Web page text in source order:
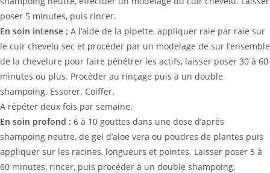
poser 5 minutes, puis rincer.
En soin intense : A l’aide de la pipette, appliquer raie par raie sur
le cuir chevelu sec et procéder par un modelage de sur l’ensemble
de la chevelure pour faire pénétrer les actifs, laisser poser 30 à 60
minutes ou plus. Procéder au rinçage puis à un double
shampoing. Essorer. Coiffer.
A répéter deux fois par semaine.
En soin profond : 6 à 10 gouttes dans une dose d’après
shampoing neutre, de gel d’aloe vera ou poudres de plantes puis
appliquer sur les racines, longueurs et pointes. Laisser poser 5 à
60 minutes, rincer, puis procéder à un double shampoing.